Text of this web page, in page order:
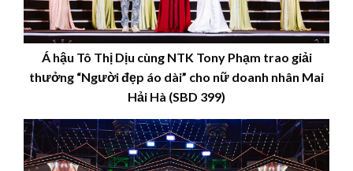
Á hậu Tô Thị Dịu cùng NTK Tony Phạm trao giải
thưởng “Người đẹp áo dài” cho nữ doanh nhân Mai
Hải Hà (SBD 399)